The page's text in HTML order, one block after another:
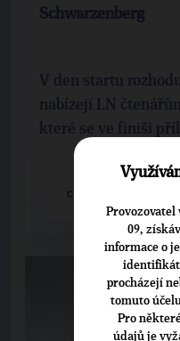
Schwarzenberg
V den startu
nabízejí LN
které se ve finiši
CELÝ ČLÁNEK
Provozovatel
09,
informace o
procházejí
tomuto
Pro
údajů je